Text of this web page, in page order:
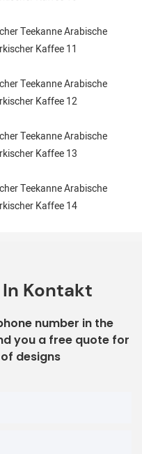
Kontakt
number in the
you a free quote for
designs